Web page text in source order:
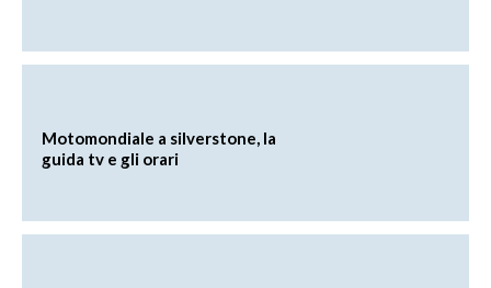
Motomondiale a silverstone, la
guida tv e gli orari